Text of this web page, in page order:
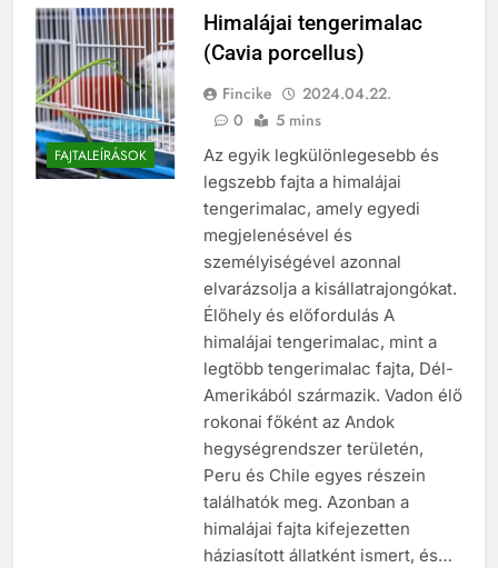
FAJTALEÍRÁSOK
Himalájai tengerimalac
(Cavia porcellus)
Fincike
2024.04.22.
0
5 mins
Az egyik legkülönlegesebb és
legszebb fajta a himalájai
tengerimalac, amely egyedi
megjelenésével és
személyiségével azonnal
elvarázsolja a kisállatrajongókat.
Élőhely és előfordulás A
himalájai tengerimalac, mint a
legtöbb tengerimalac fajta, Dél-
Amerikából származik. Vadon élő
rokonai főként az Andok
hegységrendszer területén,
Peru és Chile egyes részein
találhatók meg. Azonban a
himalájai fajta kifejezetten
háziasított állatként ismert, és…